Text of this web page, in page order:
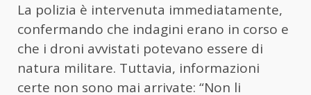
La polizia è intervenuta immediatamente,
confermando che indagini erano in corso e
che i droni avvistati potevano essere di
natura militare. Tuttavia, informazioni
certe non sono mai arrivate: “Non li